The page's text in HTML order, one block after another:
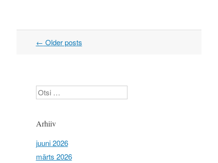
Post navigation
← Older posts
Otsi
Arhiiv
juuni 2026
märts 2026